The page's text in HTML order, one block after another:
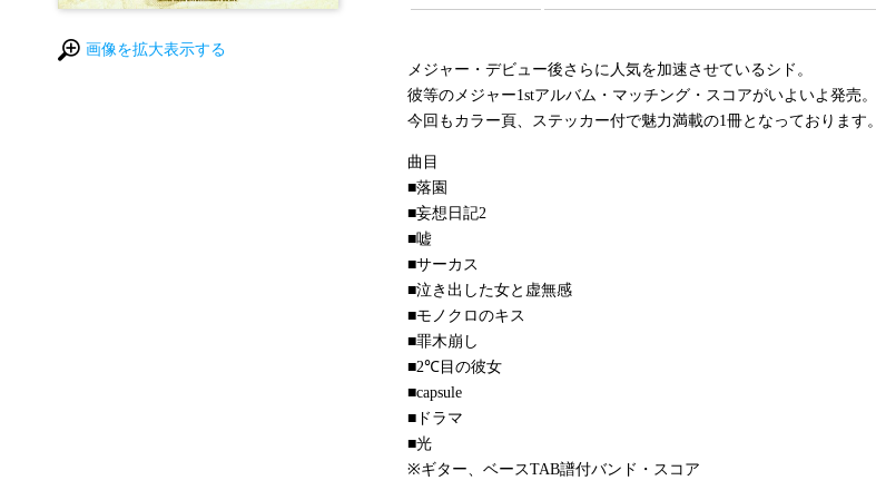
画像を拡大表示する
メジャー・デビュー後さらに人気を加速させているシド。
彼等のメジャー1stアルバム・マッチング・スコアがいよいよ発売。
今回もカラー頁、ステッカー付で魅力満載の1冊となっております。
曲目
■落園
■妄想日記2
■嘘
■サーカス
■泣き出した女と虚無感
■モノクロのキス
■罪木崩し
■2℃目の彼女
■capsule
■ドラマ
■光
※ギター、ベースTAB譜付バンド・スコア